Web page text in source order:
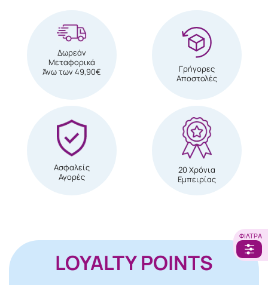
ΦΊΛΤΡΑ
Δωρεάν
Μεταφορικά
Άνω των 49,90€
Γρήγορες
Αποστολές
Ασφαλείς
Αγορές
20 Χρόνια
Εμπειρίας
LOYALTY POINTS